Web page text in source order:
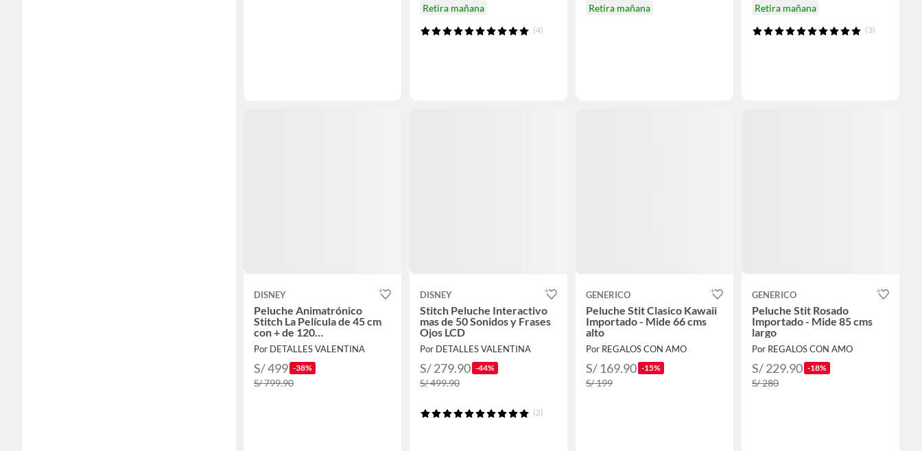
Retira mañana
(4)
Retira mañana
Retira mañana
(3)
DISNEY
Peluche Animatrónico
Stitch La Película de 45 cm
con + de 120
Combinaciones
Por DETALLES VALENTINA
S/ 499 -38%
S/ 799.90
DISNEY
Stitch Peluche Interactivo
mas de 50 Sonidos y Frases
Ojos LCD
Por DETALLES VALENTINA
S/ 279.90 -44%
S/ 499.90
(2)
GENERICO
Peluche Stit Clasico Kawaii
Importado - Mide 66 cms
alto
Por REGALOS CON AMO
S/ 169.90 -15%
S/ 199
GENERICO
Peluche Stit Rosado
Importado - Mide 85 cms
largo
Por REGALOS CON AMO
S/ 229.90 -18%
S/ 280